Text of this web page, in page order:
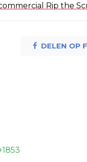
Rip the
DELEN OP